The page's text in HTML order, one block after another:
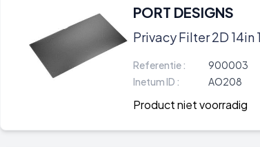
PORT DESIGNS
Privacy Filter 2D 14in
Referentie :
900003
Inetum ID :
AO208
Product niet voorradig